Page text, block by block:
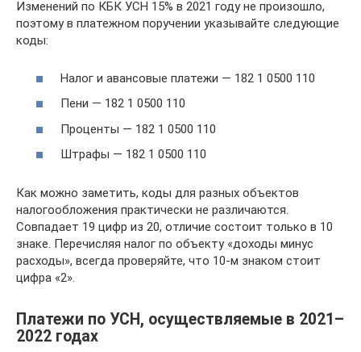
Изменений по КБК УСН 15% в 2021 году не произошло,
поэтому в платежном поручении указывайте следующие
коды:
Налог и авансовые платежи — 182 1 0500 110
Пени — 182 1 0500 110
Проценты — 182 1 0500 110
Штрафы — 182 1 0500 110
Как можно заметить, коды для разных объектов
налогообложения практически не различаются.
Совпадает 19 цифр из 20, отличие состоит только в 10
знаке. Перечисляя налог по объекту «доходы минус
расходы», всегда проверяйте, что 10-м знаком стоит
цифра «2».
Платежи по УСН, осуществляемые в 2021–
2022 годах